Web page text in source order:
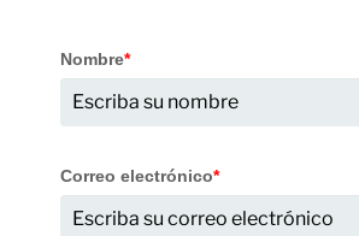
Nombre*
Correo electrónico*